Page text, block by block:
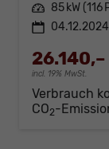
Leistung 85 kW (116
04.12.2024
incl. 19% MwSt.
Verbrauch
CO2-